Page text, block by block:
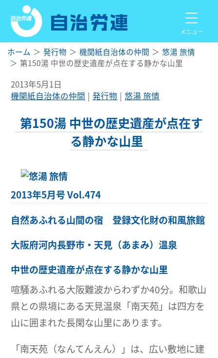
メニュー
ホーム 発行物 機関紙自治体の仲間
悠湯 旅情
第150湯 中世の歴史遺産が点在する静かな山里
2013年5月1日
機関紙自治体の仲間
発行物 悠湯 旅情
第150湯 中世の歴史遺産が点在す
る静かな山里
2013年5月号 Vol.474
自然あふれる山間の宿 登録文化財の和風旅館
大阪府河内長野市・天見（あまみ）温泉
中世の歴史遺産が点在する静かな山里
喧騒あふれる大阪難波からわずか40分。和歌山
県との県境にある天見温泉「南天苑」は四方を
山に囲まれた長閑な山里にあります。
「南天苑（なんてんえん）」は、広い敷地に建